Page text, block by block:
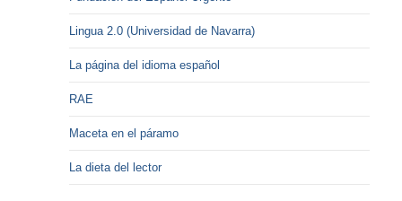
Lingua 2.0 (Universidad de Navarra)
La página del idioma español
RAE
Maceta en el páramo
La dieta del lector